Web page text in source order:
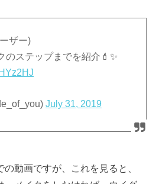
ザー)
のステップまでを紹介💄✨
July 31, 2019
動画ですが、これを見ると、